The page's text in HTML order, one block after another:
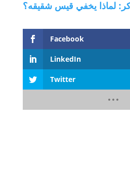
لماذا يخفي قيس شقيقه؟
Facebook
LinkedIn
Twitter